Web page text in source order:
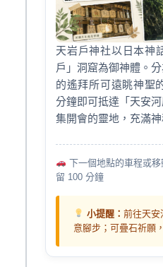
天岩戶神社以日本神
戶」洞窟為御神體。
的遙拜所可遠眺神聖
分鐘即可抵達「天安
集開會的靈地，充滿神
下一個地點的車程或
留 100 分鐘
小提醒： 前往天安
意腳步；可疊石祈願